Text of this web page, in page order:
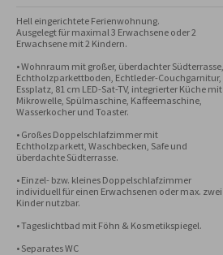
Hell eingerichtete Ferienwohnung.
Ausgelegt für maximal 3 Erwachsene oder 2
Erwachsene mit 2 Kindern.
• Wohnraum mit großer, überdachter Südterrasse,
Echtholzparkettboden, Echtleder-Couchgarnitur,
Essplatz, 81 cm LED-Sat-TV, integrierter Küche mit
Mikrowelle, Spülmaschine, Kaffeemaschine,
Wasserkocher und Toaster.
• Großes Doppelschlafzimmer mit
Echtholzparkett, Waschbecken, Safe und
überdachte Südterrasse.
• Einzel- bzw. kleines Doppelschlafzimmer
individuell für einen Erwachsenen oder max. zwei
Kinder nutzbar.
• Tageslichtbad mit Föhn & Kosmetikspiegel.
• Separates WC